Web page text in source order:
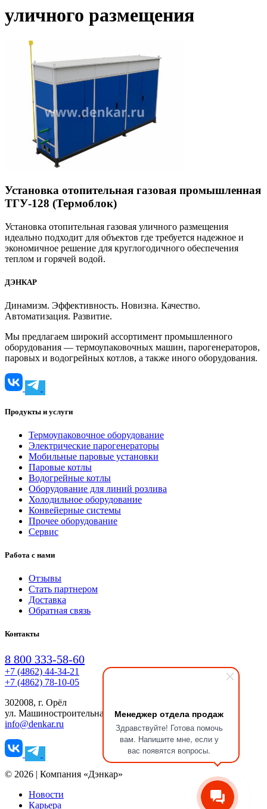
Менеджер отдела продаж
Здравствуйте! Готова помочь
вам. Напишите мне, если у
вас появятся вопросы.
уличного размещения
Установка отопительная газовая промышленная
ТГУ-128 (Термоблок)
Установка отопительная газовая уличного размещения
идеально подходит для объектов где требуется надежное и
экономичное решение для круглогодичного обеспечения
теплом и горячей водой.
ДЭНКАР
Динамизм. Эффективность. Новизна. Качество.
Автоматизация. Развитие.
Мы предлагаем широкий ассортимент промышленного
оборудования — термоупаковочных машин, парогенераторов,
паровых и водогрейных котлов, а также иного оборудования.
Продукты и услуги
Термоупаковочное оборудование
Электрические парогенераторы
Мобильные паровые установки
Паровые котлы
Водогрейные котлы
Оборудование для линий розлива
Холодильное оборудование
Конвейерные системы
Прочее оборудование
Сервис
Работа с нами
Отзывы
Стать партнером
Доставка
Обратная связь
Контакты
8 800 333-58-60
+7 (4862) 44-34-21
+7 (4862) 78-10-05
302008, г. Орёл
ул. Машиностроительная, д. 6, пом. 10
info@denkar.ru
© 2026 | Компания «Дэнкар»
Новости
Карьера